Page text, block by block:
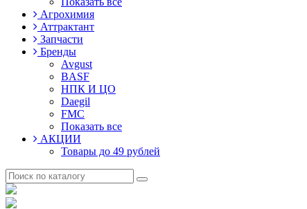
Агрохимия
Аттрактант
Запчасти
Бренды
Avgust
BASF
НПК И ЦО
Daegil
FMC
Показать все
АКЦИИ
Товары до 49 рублей